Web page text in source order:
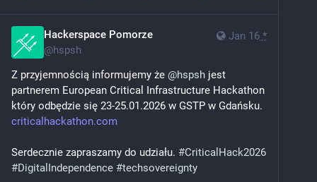
Jan 16 *
Hackerspace Pomorze
@hspsh
Z przyjemnością informujemy że @hspsh jest
partnerem European Critical Infrastructure Hackathon
który odbędzie się 23-25.01.2026 w GSTP w Gdańsku.
criticalhackathon.com
Serdecznie zapraszamy do udziału. #CriticalHack2026
#DigitalIndependence #techsovereignty